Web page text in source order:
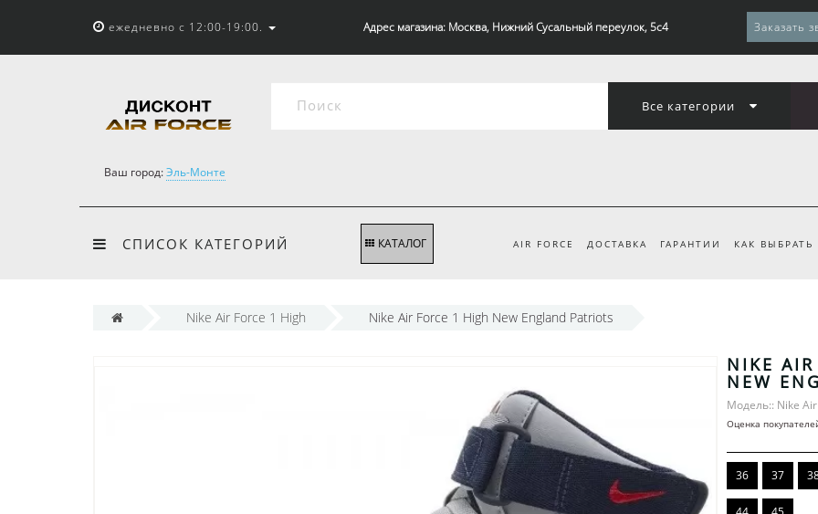
ежедневно с 12:00-19:00. Адрес магазина: Москва, Нижний Сусальный переулок, 5с4 Заказать
Все категории
Ваш город:Эль-Монте
СПИСОК КАТЕГОРИЙ КАТАЛОГ AIR FORCE ДОСТАВКА ГАРАНТИИ КАК ВЫБРАТЬ
Nike Air Force 1 High Nike Air Force 1 High New England Patriots
NIKE
NEW
Модель:: Nike
Оценка
36 37